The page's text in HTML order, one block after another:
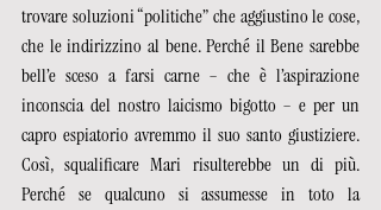
trovare soluzioni “politiche” che aggiustino le cose,
che le indirizzino al bene. Perché il Bene sarebbe
bell’e sceso a farsi carne – che è l’aspirazione
inconscia del nostro laicismo bigotto – e per un
capro espiatorio avremmo il suo santo giustiziere.
Così, squalificare Mari risulterebbe un di più.
Perché se qualcuno si assumesse in toto la